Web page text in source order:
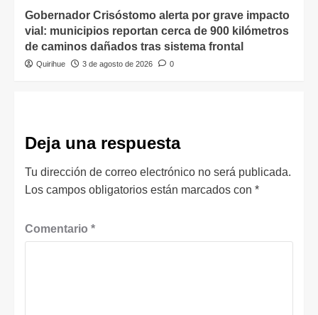
Gobernador Crisóstomo alerta por grave impacto
vial: municipios reportan cerca de 900 kilómetros
de caminos dañados tras sistema frontal
Quirihue 3 de agosto de 2026 0
Deja una respuesta
Tu dirección de correo electrónico no será publicada.
Los campos obligatorios están marcados con *
Comentario *